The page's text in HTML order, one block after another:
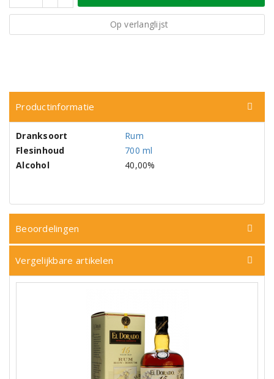
Op verlanglijst
Productinformatie
Dranksoort
Rum
Flesinhoud
700 ml
Alcohol
40,00%
Beoordelingen
Vergelijkbare artikelen